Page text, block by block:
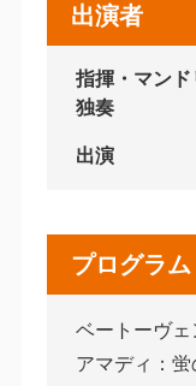
出演者
指揮・マンド
独奏
出演
プログラム
ベートーヴェ
アマディ：蛍